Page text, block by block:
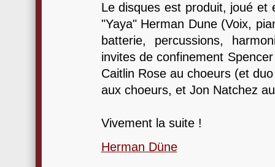
Le disques est produit, joué et
"Yaya" Herman Dune (Voix,
batterie, percussions,
invites de confinement
Caitlin Rose au choeurs (et
aux choeurs, et Jon Natchez
Vivement la suite !
Herman Düne